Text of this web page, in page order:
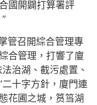
國開闢打算署評
管召開綜合管理專
合管理，打響了廈
治湖、截污處置、
十字方針，廈門連
花圃之城，筼筜湖